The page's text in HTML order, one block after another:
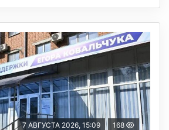
7 АВГУСТА 2026, 15:09 168